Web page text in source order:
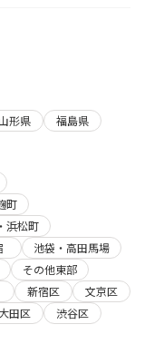
形県
福島県
町
浜松町
池袋・高田馬場
その他東部
新宿区
文京区
大田区
渋谷区